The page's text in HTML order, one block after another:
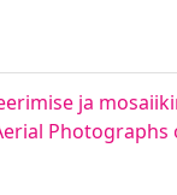
ja
Photographs